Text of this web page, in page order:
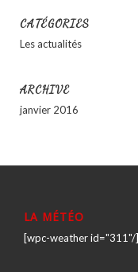
CATÉGORIES
Les actualités
ARCHIVE
janvier 2016
LA MÉTÉO
[wpc-weather id="311"/]